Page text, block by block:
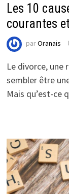
Les 10
courantes
parOranais
Le divorce, une
sembler être
Mais qu’est-ce